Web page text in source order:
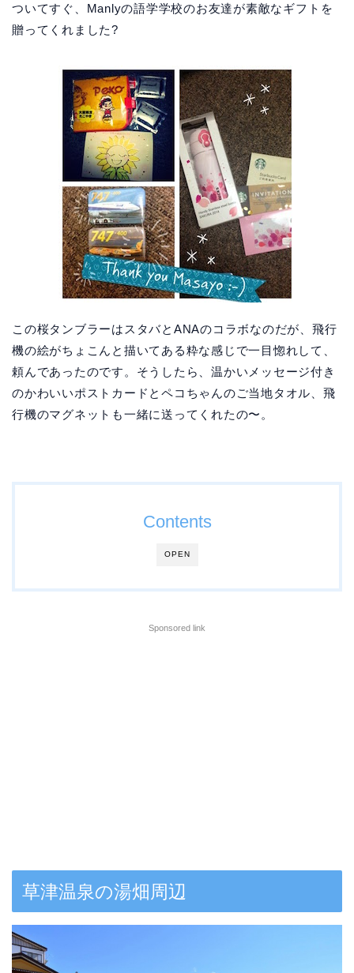
ついてすぐ、Manlyの語学学校のお友達が素敵なギフトを
贈ってくれました?
この桜タンブラーはスタバとANAのコラボなのだが、飛行
機の絵がちょこんと描いてある粋な感じで一目惚れして、
頼んであったのです。そうしたら、温かいメッセージ付き
のかわいいポストカードとペコちゃんのご当地タオル、飛
行機のマグネットも一緒に送ってくれたの〜。
OPEN
Contents
Sponsored link
草津温泉の湯畑周辺